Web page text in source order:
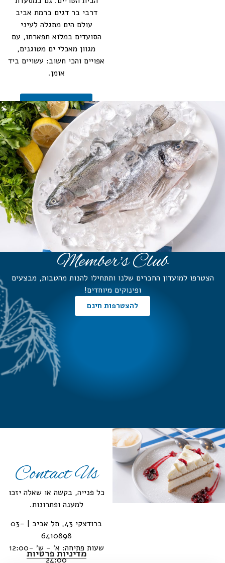
דרבי בר דגים ברמת אביב
עולם הים מתגלה לעיני
הסועדים במלוא תפארתו, עם
מגוון מאכלי ים מטוגנים,
אפויים והכי חשוב: עשויים ביד
אומן.
לצפיה בתפריט
Member's Club
הצטרפו למועדון החברים שלנו ותתחילו להנות מהטבות, מבצעים
ופינוקים מיוחדים!
להצטרפות חינם
Contact Us
כל פנייה, בקשה או שאלה יזכו
למענה ופתרונות.
ברודצקי 43, תל אביב | 03-
6410898
שעות פתיחה: א׳ – ש׳ 12:00-
24:00
מדיניות פרטיות